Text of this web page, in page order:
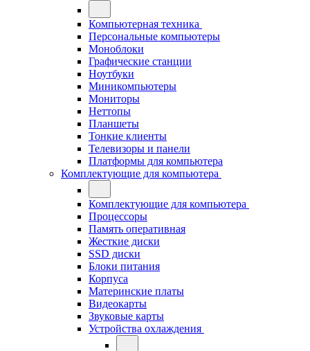
Компьютерная техника
Персональные компьютеры
Моноблоки
Графические станции
Ноутбуки
Миникомпьютеры
Мониторы
Неттопы
Планшеты
Тонкие клиенты
Телевизоры и панели
Платформы для компьютера
Комплектующие для компьютера
Комплектующие для компьютера
Процессоры
Память оперативная
Жесткие диски
SSD диски
Блоки питания
Корпуса
Материнские платы
Видеокарты
Звуковые карты
Устройства охлаждения